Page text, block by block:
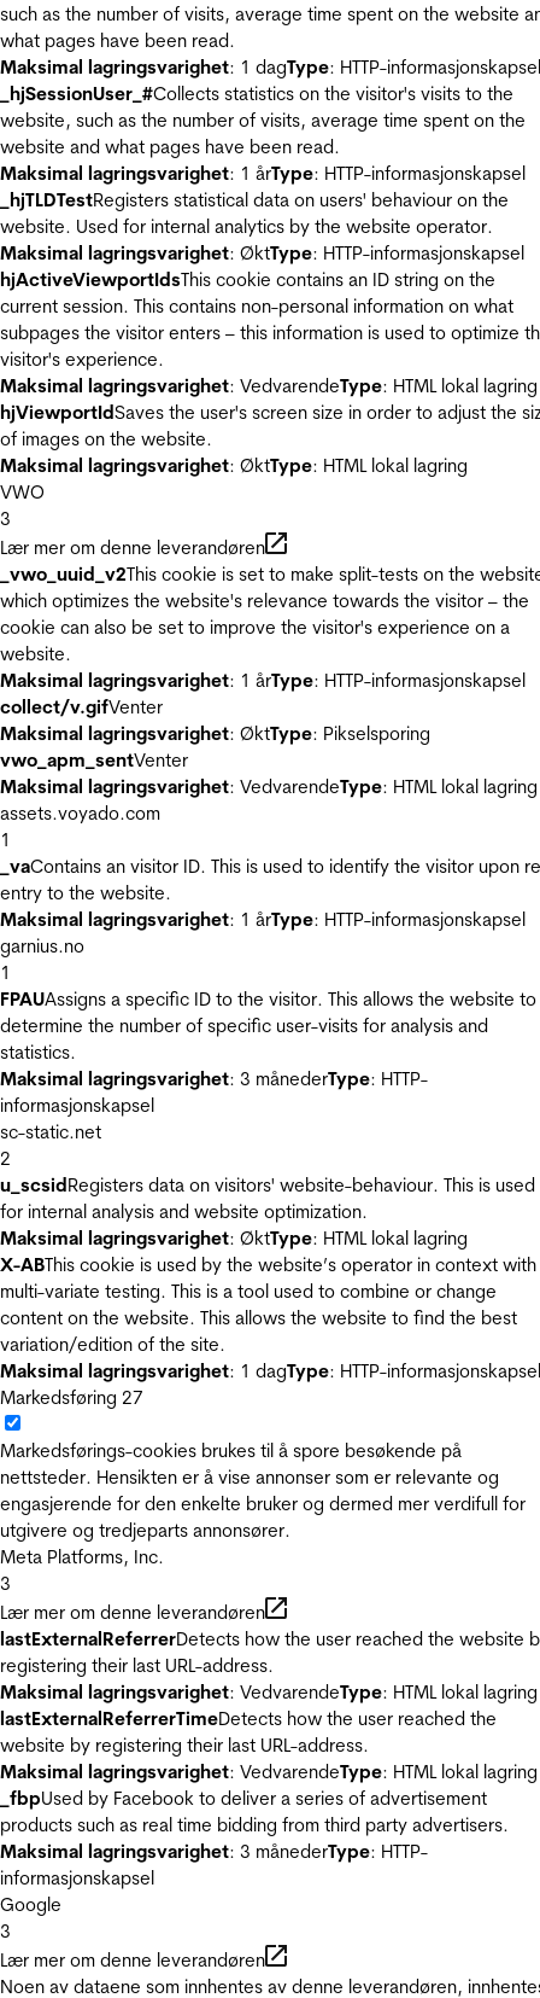
such as the number of visits, average time spent on the website
what pages have been read.
Maksimal lagringsvarighet: 1 dagType: HTTP-informasjonskapsel
_hjSessionUser_#Collects statistics on the visitor's visits to the
website, such as the number of visits, average time spent on the
website and what pages have been read.
Maksimal lagringsvarighet: 1 årType: HTTP-informasjonskapsel
_hjTLDTestRegisters statistical data on users' behaviour on the
website. Used for internal analytics by the website operator.
Maksimal lagringsvarighet: ØktType: HTTP-informasjonskapsel
hjActiveViewportIdsThis cookie contains an ID string on the
current session. This contains non-personal information on what
subpages the visitor enters – this information is used to optimize
visitor's experience.
Maksimal lagringsvarighet: VedvarendeType: HTML lokal lagring
hjViewportIdSaves the user's screen size in order to adjust the
of images on the website.
Maksimal lagringsvarighet: ØktType: HTML lokal lagring
VWO
3
Lær mer om denne leverandøren
_vwo_uuid_v2This cookie is set to make split-tests on the
which optimizes the website's relevance towards the visitor – the
cookie can also be set to improve the visitor's experience on a
website.
Maksimal lagringsvarighet: 1 årType: HTTP-informasjonskapsel
collect/v.gifVenter
Maksimal lagringsvarighet: ØktType: Pikselsporing
vwo_apm_sentVenter
Maksimal lagringsvarighet: VedvarendeType: HTML lokal lagring
assets.voyado.com
1
_vaContains an visitor ID. This is used to identify the visitor upon
entry to the website.
Maksimal lagringsvarighet: 1 årType: HTTP-informasjonskapsel
garnius.no
1
FPAUAssigns a specific ID to the visitor. This allows the website to
determine the number of specific user-visits for analysis and
statistics.
Maksimal lagringsvarighet: 3 månederType: HTTP-
informasjonskapsel
sc-static.net
2
u_scsidRegisters data on visitors' website-behaviour. This is used
for internal analysis and website optimization.
Maksimal lagringsvarighet: ØktType: HTML lokal lagring
X-ABThis cookie is used by the website’s operator in context with
multi-variate testing. This is a tool used to combine or change
content on the website. This allows the website to find the best
variation/edition of the site.
Maksimal lagringsvarighet: 1 dagType: HTTP-informasjonskapsel
Markedsføring 27
Markedsførings-cookies brukes til å spore besøkende på
nettsteder. Hensikten er å vise annonser som er relevante og
engasjerende for den enkelte bruker og dermed mer verdifull for
utgivere og tredjeparts annonsører.
Meta Platforms, Inc.
3
Lær mer om denne leverandøren
lastExternalReferrerDetects how the user reached the website
registering their last URL-address.
Maksimal lagringsvarighet: VedvarendeType: HTML lokal lagring
lastExternalReferrerTimeDetects how the user reached the
website by registering their last URL-address.
Maksimal lagringsvarighet: VedvarendeType: HTML lokal lagring
_fbpUsed by Facebook to deliver a series of advertisement
products such as real time bidding from third party advertisers.
Maksimal lagringsvarighet: 3 månederType: HTTP-
informasjonskapsel
Google
3
Lær mer om denne leverandøren
Noen av dataene som innhentes av denne leverandøren,